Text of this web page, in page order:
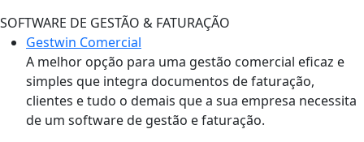
SOFTWARE DE GESTÃO & FATURAÇÃO
Gestwin Comercial
A melhor opção para uma gestão comercial eficaz e
simples que integra documentos de faturação,
clientes e tudo o demais que a sua empresa necessita
de um software de gestão e faturação.